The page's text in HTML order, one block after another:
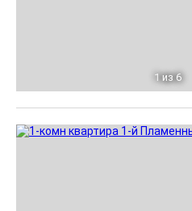
1 из 6